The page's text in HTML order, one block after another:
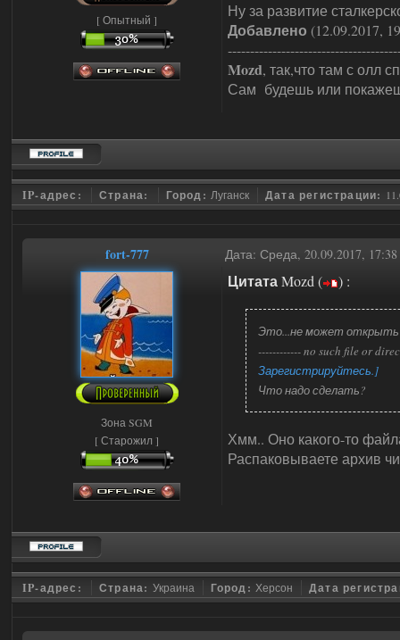
[ Опытный ]
Ну за развитие
Добавлено (12.09.2017,
Mozd, так,что там с олл
Сам будешь или
IP-адрес: Страна: Город:Луганск Дата регистрации:
fort-777 Дата: Среда, 20.09.2017,
Зона SGM
[ Старожил ]
ЦитатаMozd ( ) :
Это...не может открыть
------------ no such file or
Зарегистрируйтесь.]
Что надо сделать?
Хмм.. Оно какого-то
Распаковываете архив
IP-адрес: Страна: Украина Город:Херсон Дата